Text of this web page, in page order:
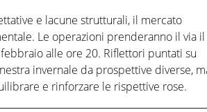
e lacune strutturali, il mercato
Le operazioni prenderanno il via il
alle ore 20. Riflettori puntati su
invernale da prospettive diverse,
e rinforzare le rispettive rose.